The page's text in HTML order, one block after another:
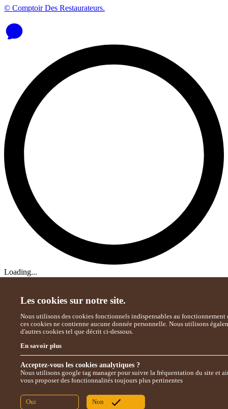
Les cookies sur notre site.
Nous utilisons des cookies fonctionnels indispensables au fonctionnement
ces cookies ne contienne aucune donnée personnelle. Nous utilisons
d'autres cookies tel que décrit ci-dessous.
En savoir plus
Oui Non
Acceptez-vous les cookies analytiques ?
Nous utilisons google tag manager pour suivre la fréquentation du site et
vous proposer des fonctionnalités toujours plus pertinentes
© Comptoir Des Restaurateurs.
Loading...